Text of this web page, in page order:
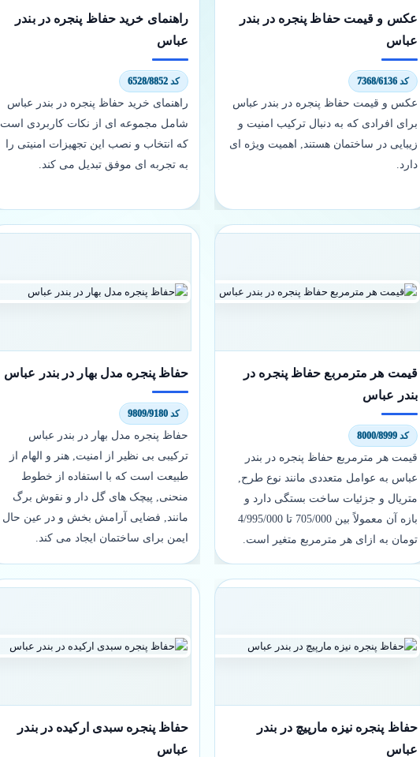
عکس و قیمت حفاظ پنجره در بندر
عباس
کد 7368/6136
عکس و قیمت حفاظ پنجره در بندر عباس
برای افرادی که به دنبال ترکیب امنیت و
زیبایی در ساختمان هستند, اهمیت ویژه ای
دارد.
راهنمای خرید حفاظ پنجره در بندر
عباس
کد 6528/8852
راهنمای خرید حفاظ پنجره در بندر عباس
شامل مجموعه ای از نکات کاربردی است
که انتخاب و نصب این تجهیزات امنیتی را
به تجربه ای موفق تبدیل می کند.
قیمت هر مترمربع حفاظ پنجره در
بندر عباس
کد 8000/8999
قیمت هر مترمربع حفاظ پنجره در بندر
عباس به عوامل متعددی مانند نوع طرح,
متریال و جزئیات ساخت بستگی دارد و
بازه آن معمولاً بین 705/000 تا
4/995/000
تومان به ازای هر مترمربع متغیر است.
حفاظ پنجره مدل بهار در بندر عباس
کد 9809/9180
حفاظ پنجره مدل بهار در بندر عباس
ترکیبی بی نظیر از امنیت, هنر و الهام از
طبیعت است که با استفاده از خطوط
منحنی, پیچک های گل دار و نقوش برگ
مانند, فضایی آرامش بخش و در عین حال
ایمن برای ساختمان ایجاد می کند.
حفاظ پنجره نیزه مارپیچ در بندر
عباس
حفاظ پنجره سبدی ارکیده در بندر
عباس